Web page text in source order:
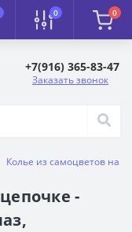
0 0
+7(916) 365-83-47
Заказать звонок
Колье из самоцветов на
-